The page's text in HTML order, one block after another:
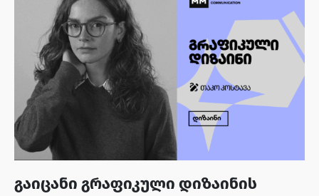
გაიცანი გრაფიკული დიზაინის